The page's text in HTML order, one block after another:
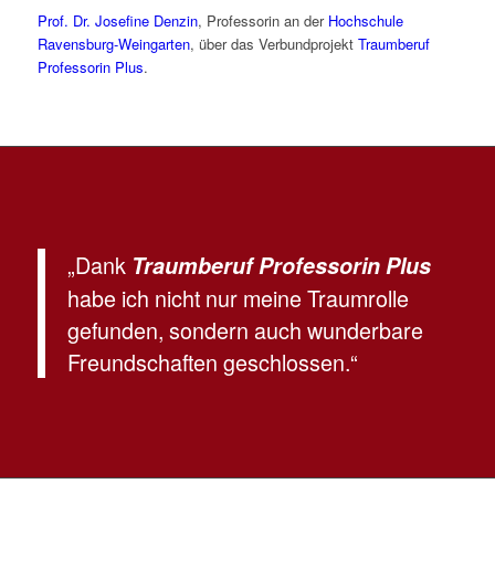
Prof. Dr. Josefine Denzin, Professorin an der Hochschule
Ravensburg-Weingarten, über das Verbundprojekt Traumberuf
Professorin Plus.
„Dank Traumberuf Professorin Plus
habe ich nicht nur meine Traumrolle
gefunden, sondern auch wunderbare
Freundschaften geschlossen.“